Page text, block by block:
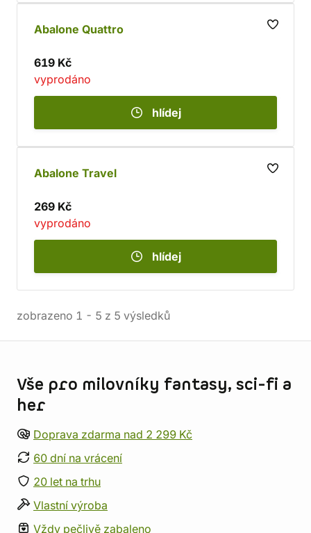
Abalone Quattro
619 Kč
vyprodáno
hlídej
Abalone Travel
269 Kč
vyprodáno
hlídej
zobrazeno 1 - 5 z 5 výsledků
Vše pro milovníky fantasy, sci-fi a
her
Doprava zdarma nad 2 299 Kč
60 dní na vrácení
20 let na trhu
Vlastní výroba
Vždy pečlivě zabaleno